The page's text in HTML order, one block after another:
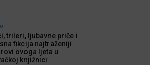
trileri, ljubavne priče i
fikcija najtraženiji
ovoga ljeta u
knjižnici